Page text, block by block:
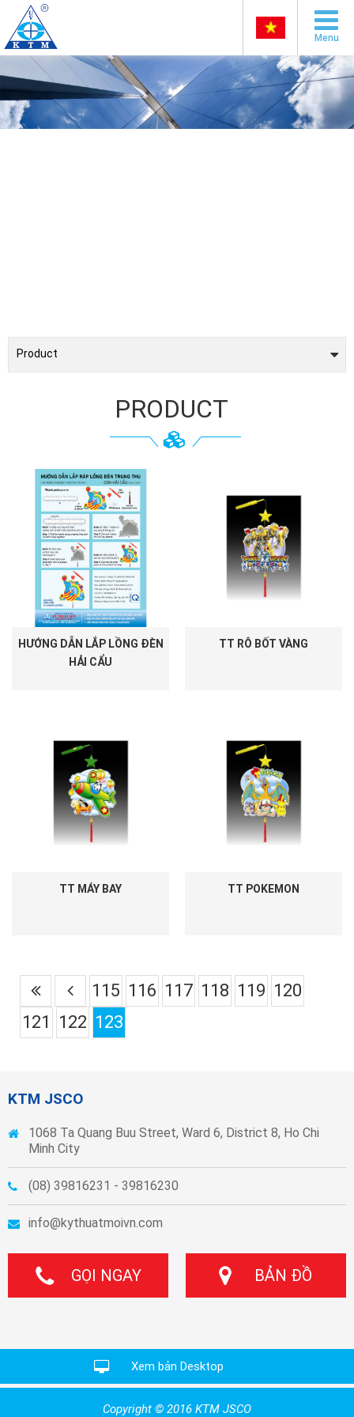
Menu
Product
PRODUCT
HƯỚNG DẪN LẮP LỒNG ĐÈN
HẢI CẨU
TT RÔ BỐT VÀNG
TT MÁY BAY TT POKEMON
115 116 117 118 119 120
121
122 123
KTM JSCO
1068 Ta Quang Buu Street, Ward 6, District 8, Ho Chi
Minh City
(08) 39816231 - 39816230
info@kythuatmoivn.com
GỌI NGAY BẢN ĐỒ
Xem bản Desktop
Copyright © 2016 KTM JSCO